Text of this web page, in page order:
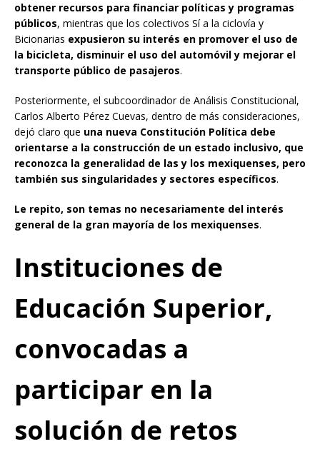
obtener recursos para financiar políticas y programas
públicos, mientras que los colectivos Sí a la ciclovía y
Bicionarias expusieron su interés en promover el uso de
la bicicleta, disminuir el uso del automóvil y mejorar el
transporte público de pasajeros.
Posteriormente, el subcoordinador de Análisis Constitucional,
Carlos Alberto Pérez Cuevas, dentro de más consideraciones,
dejó claro que una nueva Constitución Política debe
orientarse a la construcción de un estado inclusivo, que
reconozca la generalidad de las y los mexiquenses, pero
también sus singularidades y sectores específicos.
Le repito, son temas no necesariamente del interés
general de la gran mayoría de los mexiquenses.
Instituciones de
Educación Superior,
convocadas a
participar en la
solución de retos